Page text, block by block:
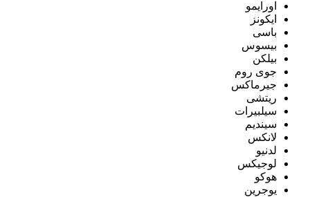
اورايمو
ايكونز
باسى
بيسوس
بيلكن
جوى روم
جيرماكس
ريتشى
سيلبيرات
سينديم
لانكس
لدنيو
لوجيكس
هوكو
يوجرين